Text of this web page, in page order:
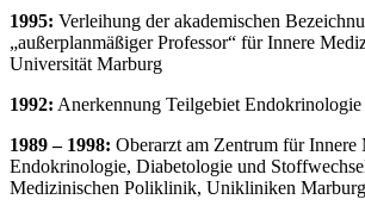
1995: Verleihung der akademischen
„außerplanmäßiger Professor“ für Innere
Universität Marburg
1992: Anerkennung Teilgebiet Endokrinologie
1989 – 1998: Oberarzt am Zentrum für
Endokrinologie, Diabetologie und
Medizinischen Poliklinik, Unikliniken Marburg